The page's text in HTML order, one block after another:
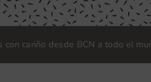
desde BCN a todo el mundo |